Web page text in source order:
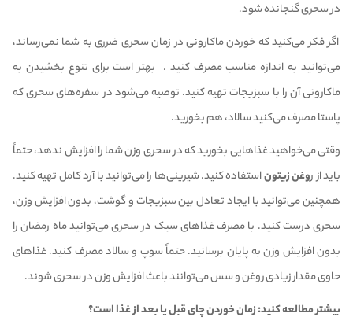
در سحری گنجانده شود.
اگر فکر می‌کنید که خوردن ماکارونی در زمان سحری ضرری به شما نمی‌رساند،
می‌توانید به اندازه مناسب مصرف کنید . بهتر است برای تنوع بخشیدن به
ماکارونی آن را با سبزیجات تهیه کنید. توصیه می‌شود در سفره‌های سحری که
پاستا مصرف می‌کنید سالاد، هم بخورید.
وقتی می‌خواهید غذا‌هایی بخورید که در سحری وزن شما را افزایش ندهد، حتماً
باید از روغن زیتوناستفاده کنید. شیرینی‌ها را می‌توانید با آرد کامل تهیه کنید.
همچنین می‌توانید با ایجاد تعادل بین سبزیجات و گوشت، بدون افزایش وزن،
سحری درست کنید. با مصرف غذا‌های سبک در سحری می‌توانید ماه رمضان را
بدون افزایش وزن به پایان برسانید. حتماً سوپ و سالاد مصرف کنید. غذا‌های
حاوی مقدار زیادی روغن و سس می‌توانند باعث افزایش وزن در سحری شوند.
بیشتر مطالعه کنید:زمان خوردن چای قبل یا بعد از غذا است؟